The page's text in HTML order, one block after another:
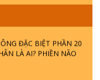
ĐẶC BIỆT PHẦN 20
LÀ AI? PHIỀN NÃO